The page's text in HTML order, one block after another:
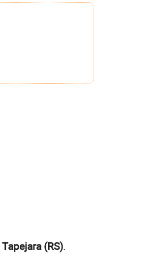
Tapejara (RS).